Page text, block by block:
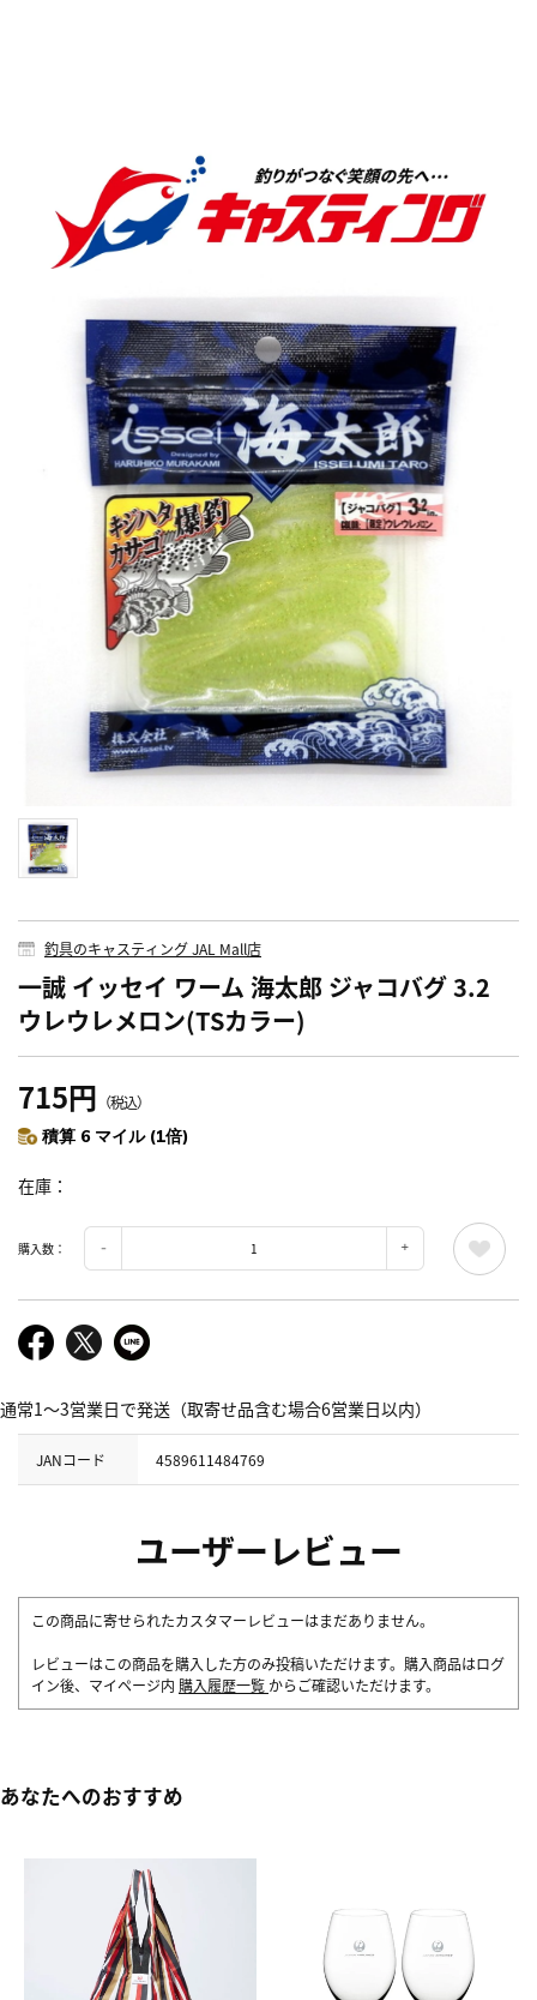
釣具のキャスティング JAL Mall店
一誠 イッセイ ワーム 海太郎 ジャコバグ 3.2
ウレウレメロン(TSカラー)
715円 （税込）
積算 6 マイル (1倍)
在庫
購入数：
通常1～3営業日で発送（取寄せ品含む場合6営業日以内）
JANコード 4589611484769
ユーザーレビュー
この商品に寄せられたカスタマーレビューはまだありません。
レビューはこの商品を購入した方のみ投稿いただけます。購入商品はログ
イン後、マイページ内 購入履歴一覧 からご確認いただけます。
あなたへのおすすめ